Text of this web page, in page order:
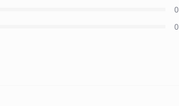
0
0